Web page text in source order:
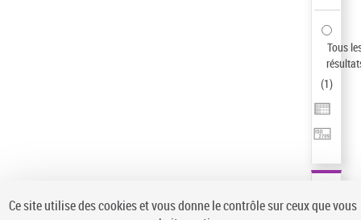
Tous
(1)
Ce site utilise des cookies et vous donne le contrôle sur ceux que vous